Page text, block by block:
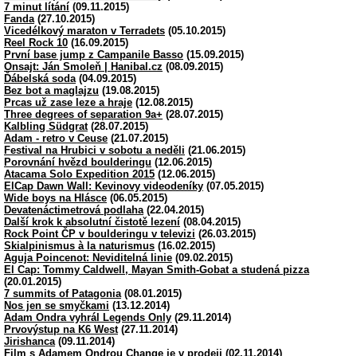
7 minut lítání (09.11.2015)
Fanda (27.10.2015)
Vicedélkový maraton v Terradets (05.10.2015)
Reel Rock 10 (16.09.2015)
První base jump z Campanile Basso (15.09.2015)
Onsajt: Ján Smoleň | Hanibal.cz (08.09.2015)
Ďábelská soda (04.09.2015)
Bez bot a maglajzu (19.08.2015)
Prcas už zase leze a hraje (12.08.2015)
Three degrees of separation 9a+ (28.07.2015)
Kalbling Südgrat(28.07.2015)
Adam - retro v Ceuse (21.07.2015)
Festival na Hrubici v sobotu a neděli (21.06.2015)
Porovnání hvězd boulderingu (12.06.2015)
Atacama Solo Expedition 2015 (12.06.2015)
ElCap Dawn Wall: Kevinovy videodeníky (07.05.2015)
Wide boys na Hlásce (06.05.2015)
Devatenáctimetrová podlaha (22.04.2015)
Další krok k absolutní čistotě lezení (08.04.2015)
Rock Point ČP v boulderingu v televizi (26.03.2015)
Skialpinismus à la naturismus (16.02.2015)
Aguja Poincenot: Neviditelná linie (09.02.2015)
El Cap: Tommy Caldwell, Mayan Smith-Gobat a studená pizza
(20.01.2015)
7 summits of Patagonia (08.01.2015)
Nos jen se smyčkami (13.12.2014)
Adam Ondra vyhrál Legends Only (29.11.2014)
Prvovýstup na K6 West(27.11.2014)
Jirishanca (09.11.2014)
Film s Adamem Ondrou Change je v prodeji (02.11.2014)